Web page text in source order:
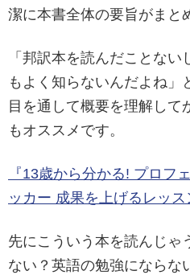
潔に本書全体の要旨がまと
「邦訳本を読んだことな
もよく知らないんだよね」
目を通して概要を理解して
もオススメです。
『13歳から分かる! プロフ
ッカー 成果を上げるレッス
先にこういう本を読んじゃ
ない？英語の勉強にならな